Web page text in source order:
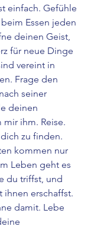
einfach. Gefühle
Essen jeden
deinen Geist,
für neue Dinge
vereint in
Frage den
seiner
deinen
mir ihm. Reise.
zu finden.
kommen nur
Leben geht es
du triffst, und
erschaffst.
damit. Lebe